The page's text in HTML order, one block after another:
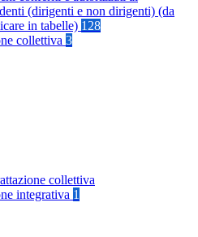
(dirigenti e non dirigenti) (da
in tabelle) 128
collettiva 3
collettiva
integrativa 1